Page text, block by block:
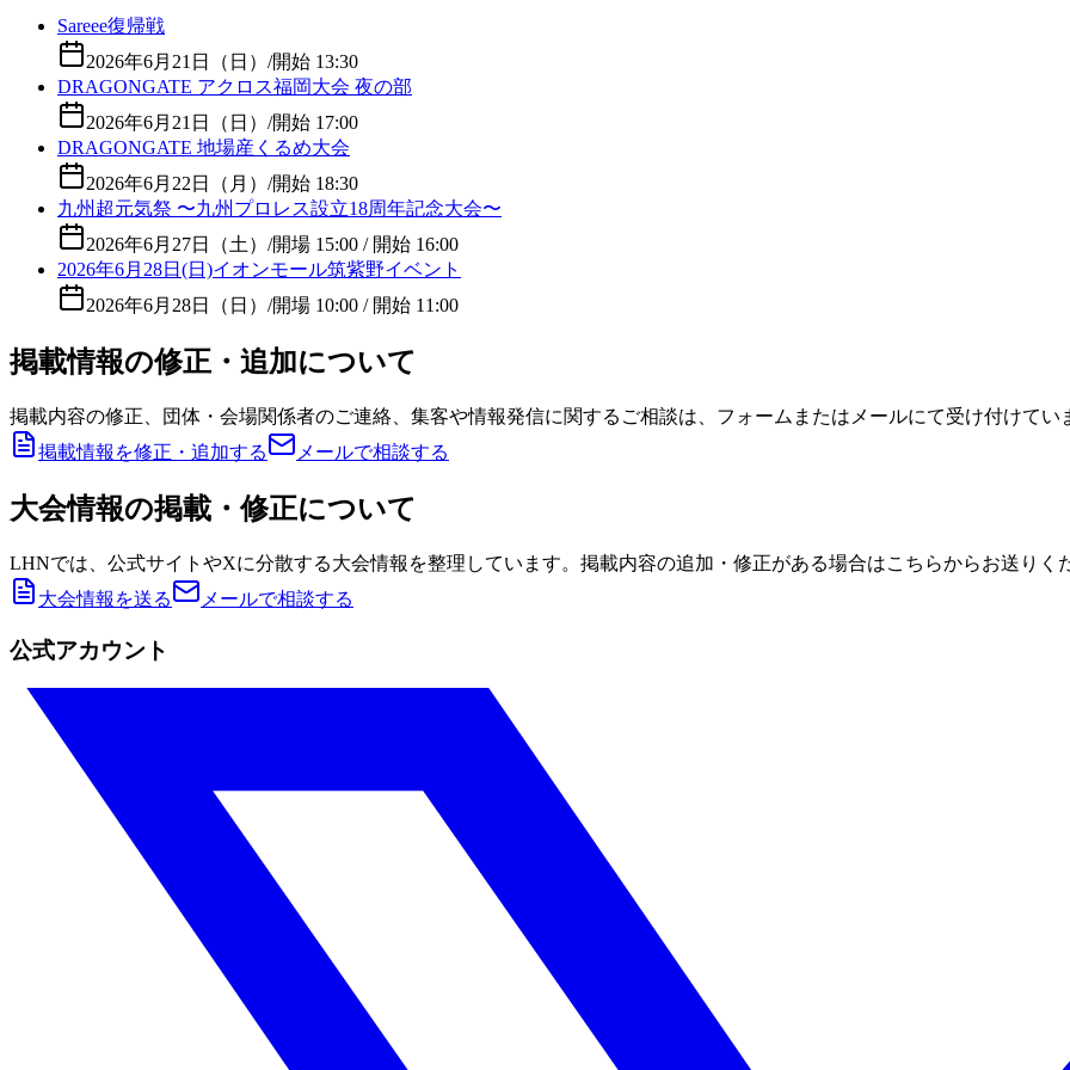
Sareee復帰戦
2026年6月21日（日） /開始 13:30
DRAGONGATE アクロス福岡大会 夜の部
2026年6月21日（日） /開始 17:00
DRAGONGATE 地場産くるめ大会
2026年6月22日（月） /開始 18:30
九州超元気祭 〜九州プロレス設立18周年記念大会〜
2026年6月27日（土） /開場 15:00 / 開始 16:00
2026年6月28日(日)イオンモール筑紫野イベント
2026年6月28日（日） /開場 10:00 / 開始 11:00
掲載情報の修正・追加について
掲載内容の修正、団体・会場関係者のご連絡、集客や情報発信に関するご相談は、フォームまたはメールにて受け付けてい
掲載情報を修正・追加する
メールで相談する
大会情報の掲載・修正について
LHNでは、公式サイトやXに分散する大会情報を整理しています。掲載内容の追加・修正がある場合はこちらからお送りく
大会情報を送る
メールで相談する
公式アカウント